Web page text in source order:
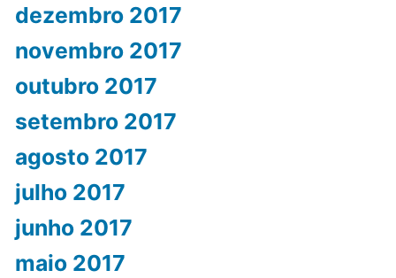
dezembro 2017
novembro 2017
outubro 2017
setembro 2017
agosto 2017
julho 2017
junho 2017
maio 2017